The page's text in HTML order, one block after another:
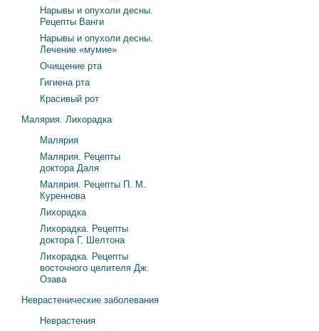
Нарывы и опухоли десны.
Рецепты Ванги
Нарывы и опухоли десны.
Лечение «мумие»
Очищение рта
Гигиена рта
Красивый рот
Малярия. Лихорадка
Малярия
Малярия. Рецепты
доктора Даля
Малярия. Рецепты П. М.
Куреннова
Лихорадка
Лихорадка. Рецепты
доктора Г. Шелтона
Лихорадка. Рецепты
восточного целителя Дж.
Озава
Неврастенические заболевания
Неврастения